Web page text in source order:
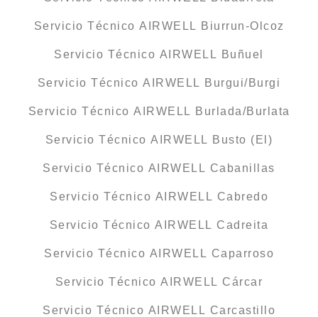
Servicio Técnico AIRWELL Biurrun-Olcoz
Servicio Técnico AIRWELL Buñuel
Servicio Técnico AIRWELL Burgui/Burgi
Servicio Técnico AIRWELL Burlada/Burlata
Servicio Técnico AIRWELL Busto (El)
Servicio Técnico AIRWELL Cabanillas
Servicio Técnico AIRWELL Cabredo
Servicio Técnico AIRWELL Cadreita
Servicio Técnico AIRWELL Caparroso
Servicio Técnico AIRWELL Cárcar
Servicio Técnico AIRWELL Carcastillo